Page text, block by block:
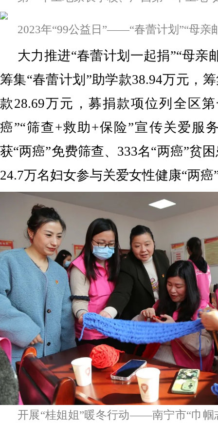
2023年“99公益日”——“春蕾计划”“母亲
大力推进“春蕾计划一起捐”“母亲
筹集“春蕾计划”助学款38.94万元，
款28.69万元，募捐款项位列全区
癌”“筛查+救助+保险”宣传关爱服
获“两癌”免费筛查、333名“两癌”贫
24.7万名妇女参与关爱女性健康“两癌
开展“桂姐姐”暖冬行动——南宁市“巾帼